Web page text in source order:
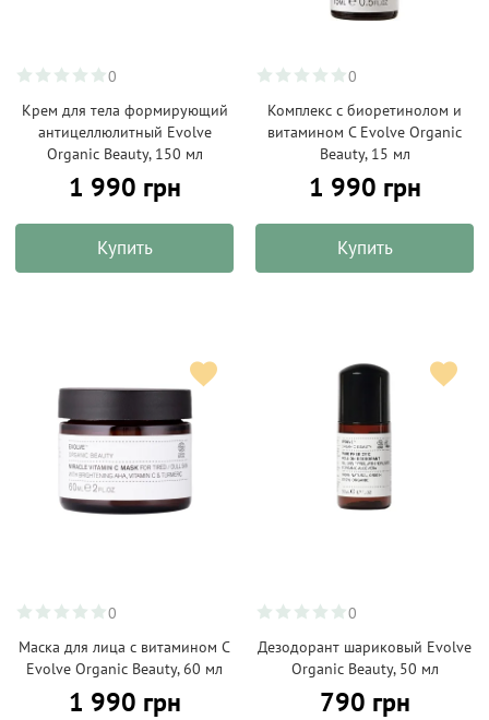
0
Крем для тела формирующий
антицеллюлитный Evolve
Organic Beauty, 150 мл
1 990 грн
Купить
0
Комплекс с биоретинолом и
витамином С Evolve Organic
Beauty, 15 мл
1 990 грн
Купить
0
Маска для лица с витамином С
Evolve Organic Beauty, 60 мл
1 990 грн
0
Дезодорант шариковый Evolve
Organic Beauty, 50 мл
790 грн